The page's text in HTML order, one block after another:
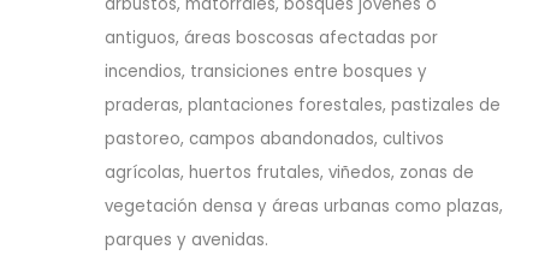
antiguos, áreas boscosas afectadas por
incendios, transiciones entre bosques y
praderas, plantaciones forestales, pastizales de
pastoreo, campos abandonados, cultivos
agrícolas, huertos frutales, viñedos, zonas de
vegetación densa y áreas urbanas como plazas,
parques y avenidas.